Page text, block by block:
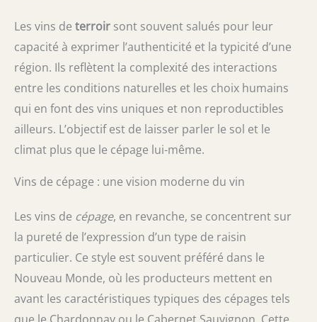
Les vins de terroir sont souvent salués pour leur
capacité à exprimer l’authenticité et la typicité d’une
région. Ils reflètent la complexité des interactions
entre les conditions naturelles et les choix humains
qui en font des vins uniques et non reproductibles
ailleurs. L’objectif est de laisser parler le sol et le
climat plus que le cépage lui-même.
Vins de cépage : une vision moderne du vin
Les vins de cépage, en revanche, se concentrent sur
la pureté de l’expression d’un type de raisin
particulier. Ce style est souvent préféré dans le
Nouveau Monde, où les producteurs mettent en
avant les caractéristiques typiques des cépages tels